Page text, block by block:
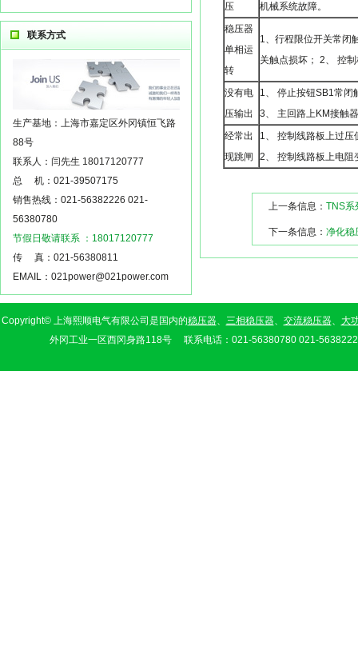
压
机械系统故障。
稳压器
单相运
转
1、行程限位开关常闭
关触点损坏； 2、 控
没有电
压输出
1、 停止按钮SB1常闭
3、 主回路上KM接触
经常出
现跳闸
1、 控制线路板上过压
2、 控制线路板上电阻
上一条信息：TNS系
下一条信息：净化稳
联系方式
生产基地：上海市嘉定区外冈镇恒飞路
88号
联系人：闫先生 18017120777
总 机：021-39507175
销售热线：021-56382226 021-
56380780
节假日敬请联系 ：18017120777
传 真：021-56380811
EMAIL：021power@021power.com
Copyright© 上海熙顺电气有限公司是国内的稳压器、 三相稳压器、 交流稳压器、 大
外冈工业一区西冈身路118号 联系电话：021-56380780 021-